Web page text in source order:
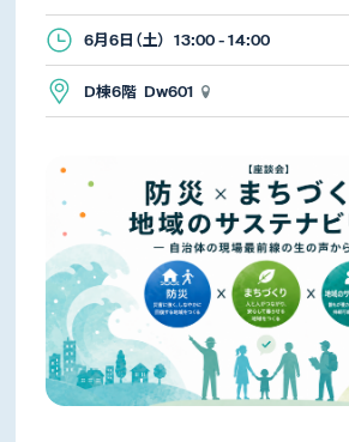
6月6日（土） 13:00 - 14:00
D棟6階 Dw601